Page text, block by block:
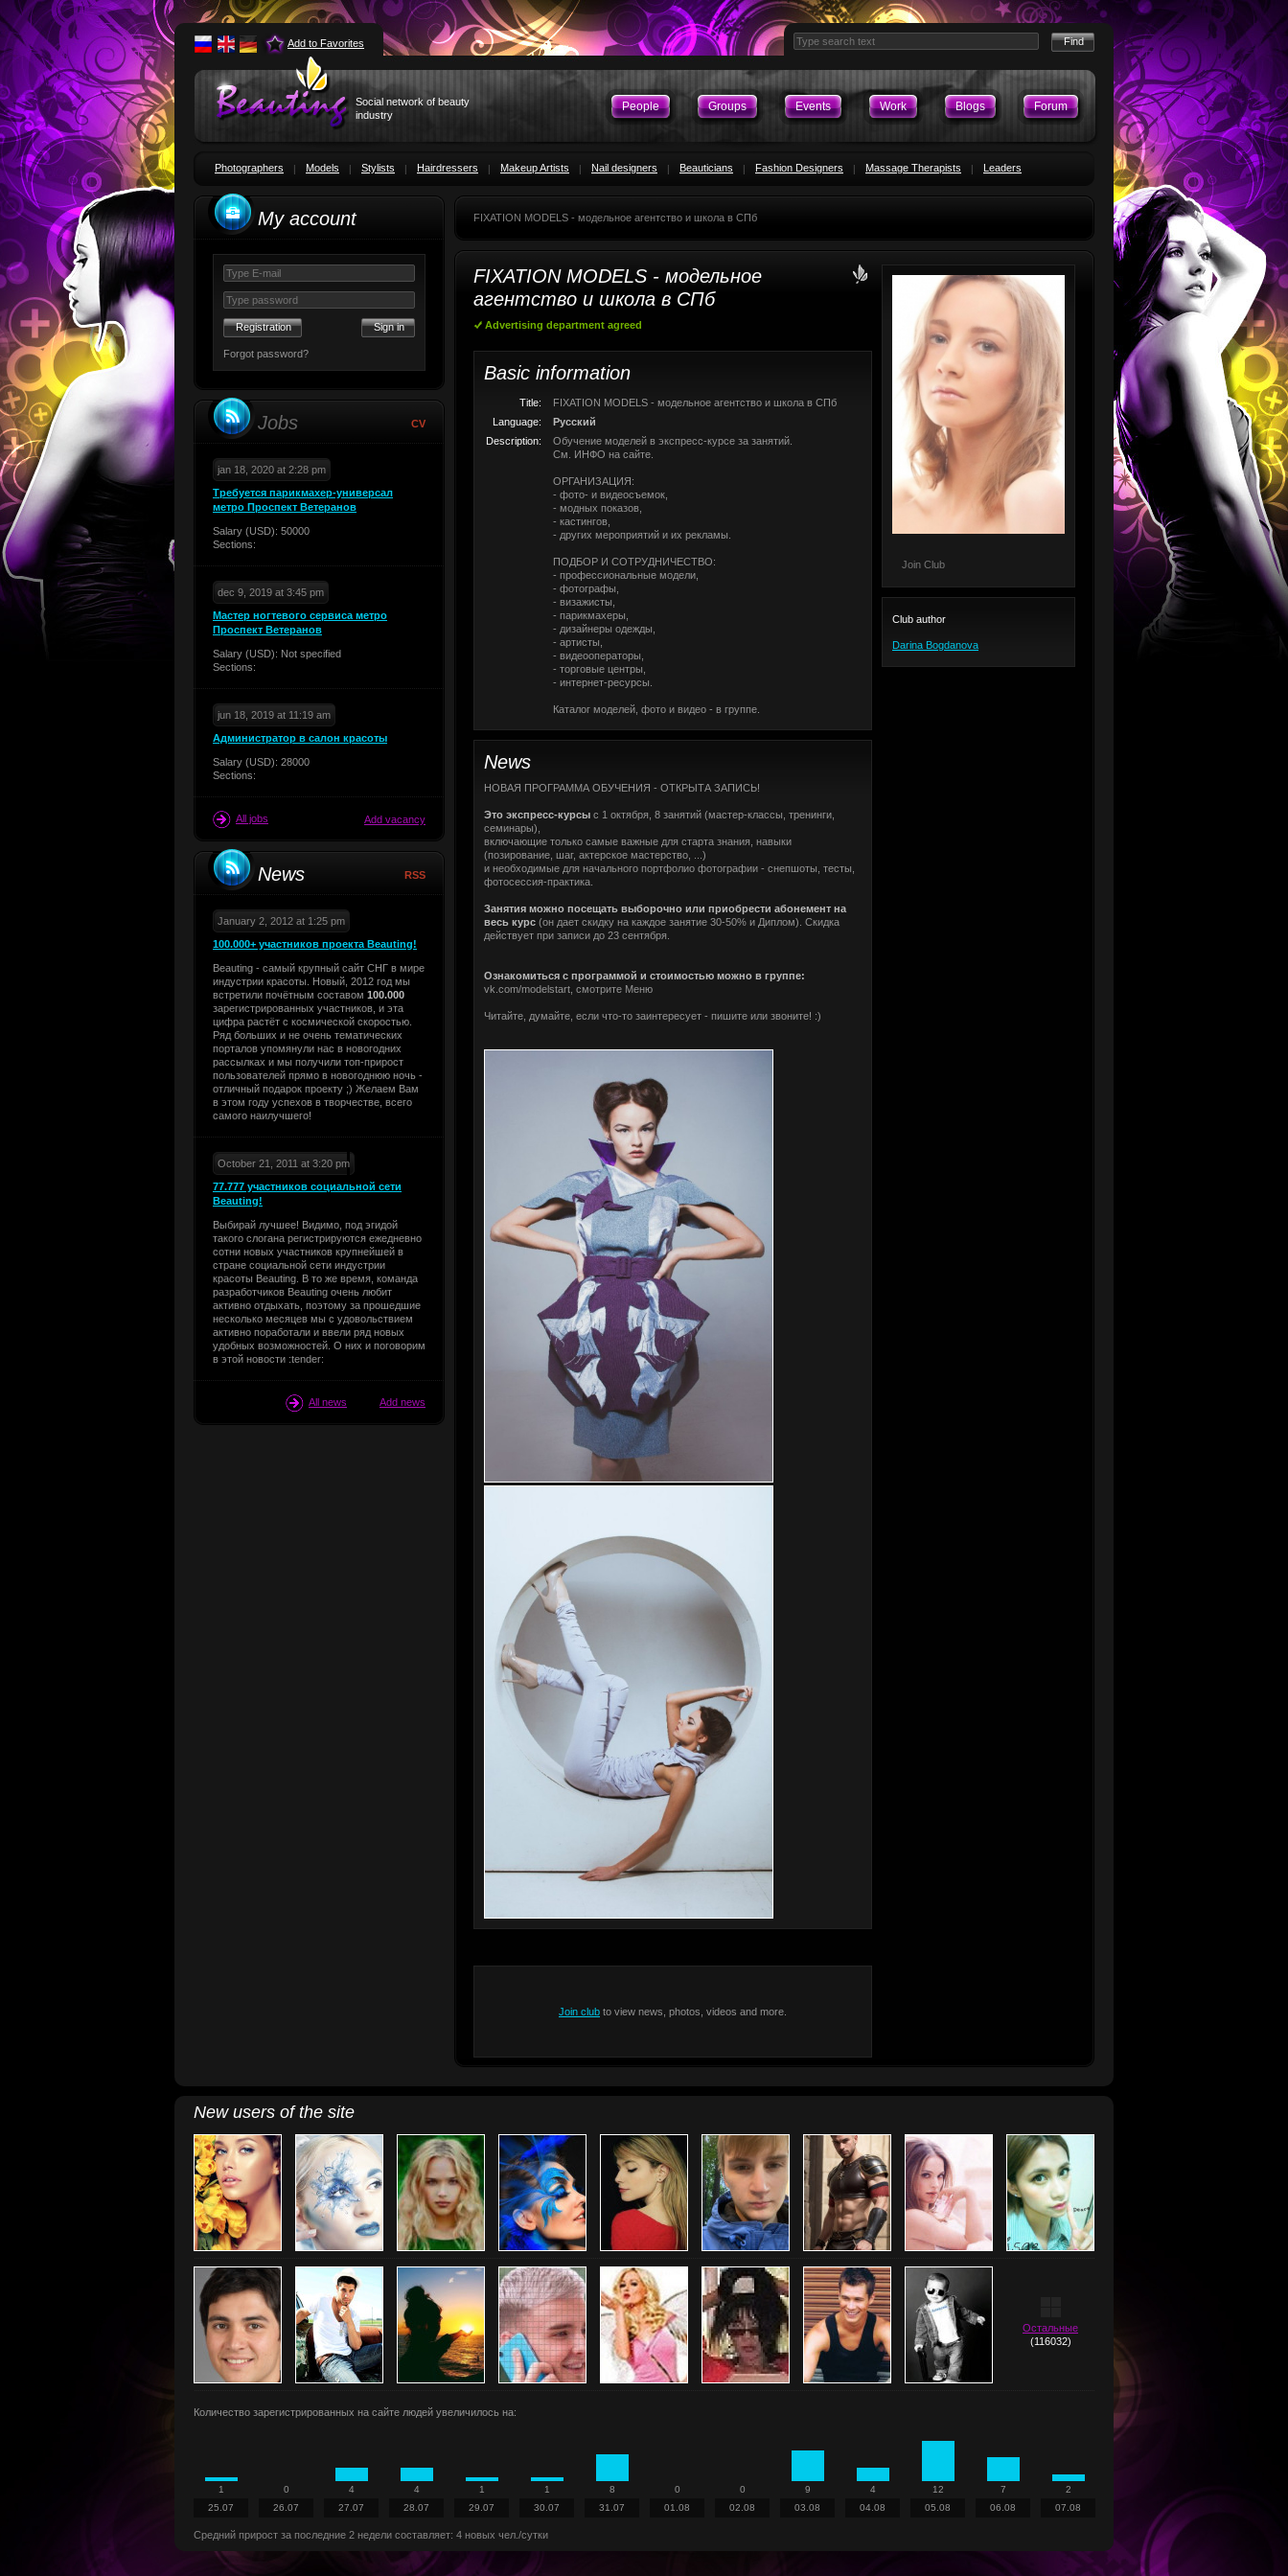
Add to Favorites
Social network of beauty
industry
People Groups Events Work Blogs Forum
Photographers Models Stylists Hairdressers Makeup Artists Nail designers Beauticians Fashion Designers Massage Therapists Leaders
My account
Registration
Forgot password?
Jobs CV
jan 18, 2020 at 2:28 pm
Требуется парикмахер-универсал
метро Проспект Ветеранов
Salary (USD): 50000
Sections:
dec 9, 2019 at 3:45 pm
Мастер ногтевого сервиса метро
Проспект Ветеранов
Salary (USD): Not specified
Sections:
jun 18, 2019 at 11:19 am
Администратор в салон красоты
Salary (USD): 28000
Sections:
All jobs Add vacancy
RSS
News
January 2, 2012 at 1:25 pm
100.000+ участников проекта Beauting!
Beauting - самый крупный сайт СНГ в мире
индустрии красоты. Новый, 2012 год мы
встретили почётным составом 100.000
зарегистрированных участников, и эта
цифра растёт с космической скоростью.
Ряд больших и не очень тематических
порталов упомянули нас в новогодних
рассылках и мы получили топ-прирост
пользователей прямо в новогоднюю ночь -
отличный подарок проекту ;) Желаем Вам
в этом году успехов в творчестве, всего
самого наилучшего!
October 21, 2011 at 3:20 pm
77.777 участников социальной сети
Beauting!
Выбирай лучшее! Видимо, под эгидой
такого слогана регистрируются ежедневно
сотни новых участников крупнейшей в
стране социальной сети индустрии
красоты Beauting. В то же время, команда
разработчиков Beauting очень любит
активно отдыхать, поэтому за прошедшие
несколько месяцев мы с удовольствием
активно поработали и ввели ряд новых
удобных возможностей. О них и поговорим
в этой новости :tender:
Add news
All news
FIXATION MODELS - модельное агентство и школа в СПб
FIXATION MODELS - модельное
агентство и школа в СПб
Advertising department agreed
Basic information
Title:
FIXATION MODELS - модельное агентство и школа в СПб
Language:
Русский
Description:
Обучение моделей в экспресс-курсе за занятий.
См. ИНФО на сайте.
ОРГАНИЗАЦИЯ:
- фото- и видеосъемок,
- модных показов,
- кастингов,
- других мероприятий и их рекламы.
ПОДБОР И СОТРУДНИЧЕСТВО:
- профессиональные модели,
- фотографы,
- визажисты,
- парикмахеры,
- дизайнеры одежды,
- артисты,
- видеооператоры,
- торговые центры,
- интернет-ресурсы.
Каталог моделей, фото и видео - в группе.
News
НОВАЯ ПРОГРАММА ОБУЧЕНИЯ - ОТКРЫТА ЗАПИСЬ!
Это экспресс-курсы с 1 октября, 8 занятий (мастер-классы, тренинги,
семинары),
включающие только самые важные для старта знания, навыки
(позирование, шаг, актерское мастерство, ...)
и необходимые для начального портфолио фотографии - снепшоты, тесты,
фотосессия-практика.
Занятия можно посещать выборочно или приобрести абонемент на
весь курс (он дает скидку на каждое занятие 30-50% и Диплом). Скидка
действует при записи до 23 сентября.
Ознакомиться с программой и стоимостью можно в группе:
vk.com/modelstart, смотрите Меню
Читайте, думайте, если что-то заинтересует - пишите или звоните! :)
Join club to view news, photos, videos and more.
Join Club
Club author
Darina Bogdanova
New users of the site
Остальные
(116032)
Количество зарегистрированных на сайте людей увеличилось на:
1
25.07
0
26.07
4
27.07
4
28.07
1
29.07
1
30.07
8
31.07
0
01.08
0
02.08
9
03.08
4
04.08
12
05.08
7
06.08
2
07.08
Средний прирост за последние 2 недели составляет: 4 новых чел./сутки